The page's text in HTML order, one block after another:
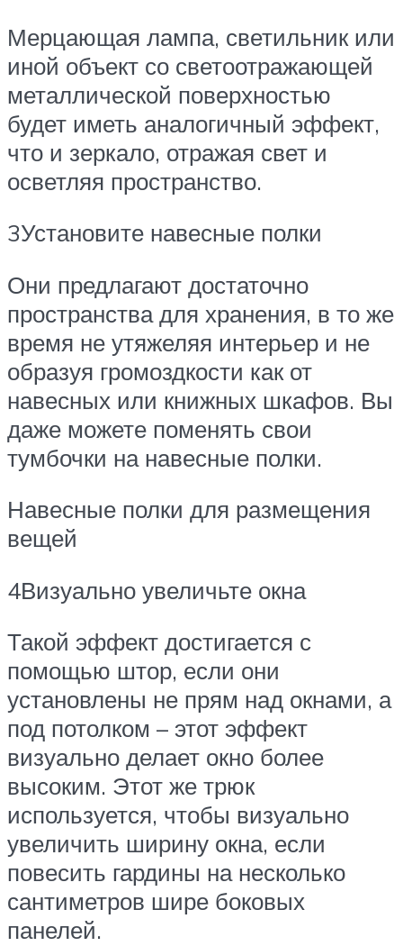
Мерцающая лампа, светильник или
иной объект со светоотражающей
металлической поверхностью
будет иметь аналогичный эффект,
что и зеркало, отражая свет и
осветляя пространство.
3Установите навесные полки
Они предлагают достаточно
пространства для хранения, в то же
время не утяжеляя интерьер и не
образуя громоздкости как от
навесных или книжных шкафов. Вы
даже можете поменять свои
тумбочки на навесные полки.
Навесные полки для размещения
вещей
4Визуально увеличьте окна
Такой эффект достигается с
помощью штор, если они
установлены не прям над окнами, а
под потолком – этот эффект
визуально делает окно более
высоким. Этот же трюк
используется, чтобы визуально
увеличить ширину окна, если
повесить гардины на несколько
сантиметров шире боковых
панелей.